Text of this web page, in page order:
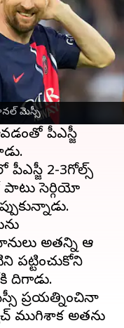
మెస్సీ
am
పీఎస్జీ తో ఉన్న
అక్కడి
పీఎస్జీ
2-3గోల్స్
సెర్గియో
అతన్ని ఆ
పట్టించుకోని
దిగాడు.
ప్రయత్నించినా
ముగిశాక అతను